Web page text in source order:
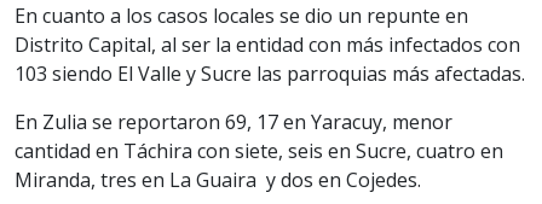
En cuanto a los casos locales se dio un repunte en
Distrito Capital, al ser la entidad con más infectados con
103 siendo El Valle y Sucre las parroquias más afectadas.
En Zulia se reportaron 69, 17 en Yaracuy, menor
cantidad en Táchira con siete, seis en Sucre, cuatro en
Miranda, tres en La Guaira y dos en Cojedes.